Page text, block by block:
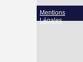
Mentions
Légales